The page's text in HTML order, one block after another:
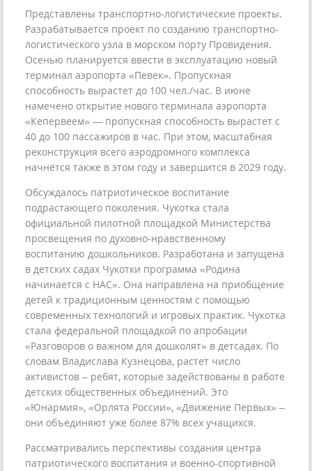
Представлены транспортно-логистические проекты.
Разрабатывается проект по созданию транспортно-
логистического узла в морском порту Провидения.
Осенью планируется ввести в эксплуатацию новый
терминал аэропорта «Певек». Пропускная
способность вырастет до 100 чел./час. В июне
намечено открытие нового терминала аэропорта
«Кепервеем» — пропускная способность вырастет с
40 до 100 пассажиров в час. При этом, масштабная
реконструкция всего аэродромного комплекса
начнётся также в этом году и завершится в 2029 году.
Обсуждалось патриотическое воспитание
подрастающего поколения. Чукотка стала
официальной пилотной площадкой Министерства
просвещения по духовно-нравственному
воспитанию дошкольников. Разработана и запущена
в детских садах Чукотки программа «Родина
начинается с НАС». Она направлена на приобщение
детей к традиционным ценностям с помощью
современных технологий и игровых практик. Чукотка
стала федеральной площадкой по апробации
«Разговоров о важном для дошколят» в детсадах. По
словам Владислава Кузнецова, растет число
активистов – ребят, которые задействованы в работе
детских общественных объединений. Это
«Юнармия», «Орлята России», «Движение Первых» –
они объединяют уже более 87% всех учащихся.
Рассматривались перспективы создания центра
патриотического воспитания и военно-спортивной